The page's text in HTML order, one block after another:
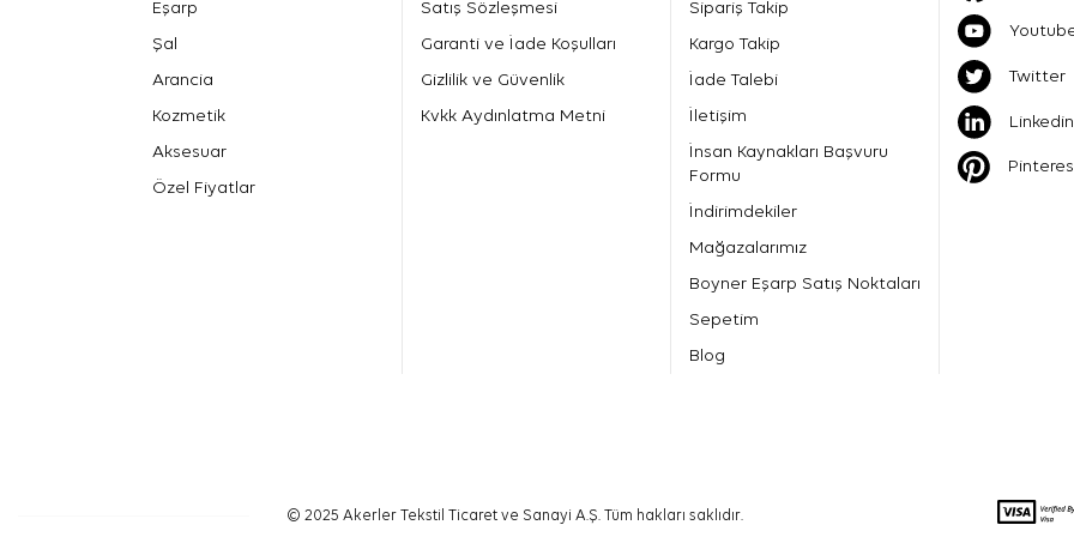
Eşarp
Şal
Arancia
Kozmetik
Aksesuar
Özel Fiyatlar
Satış Sözleşmesi
Garanti ve İade Koşulları
Gizlilik ve Güvenlik
Kvkk Aydınlatma Metni
Sipariş Takip
Kargo Takip
İade Talebi
İletişim
İnsan Kaynakları Başvuru
Formu
İndirimdekiler
Mağazalarımız
Boyner Eşarp Satış Noktaları
Sepetim
Blog
Twitter
Linkedin
© 2025 Akerler Tekstil Ticaret ve Sanayi A.Ş. Tüm hakları saklıdır.